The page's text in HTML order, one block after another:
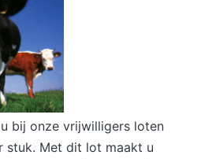
bij onze vrijwilligers loten
stuk. Met dit lot maakt u